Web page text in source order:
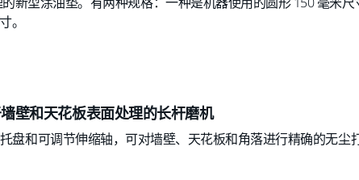
。
壁和天花板表面处理的长杆磨机
盘和可调节伸缩轴，可对墙壁、天花板和角落进行精确的无尘